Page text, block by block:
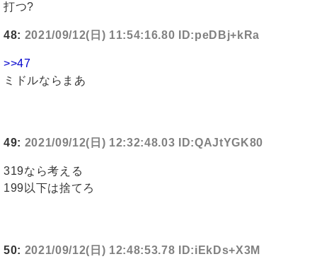
打つ?
48: 2021/09/12(日) 11:54:16.80 ID:peDBj+kRa
>>47
ミドルならまあ
49: 2021/09/12(日) 12:32:48.03 ID:QAJtYGK80
319なら考える
199以下は捨てろ
50: 2021/09/12(日) 12:48:53.78 ID:iEkDs+X3M